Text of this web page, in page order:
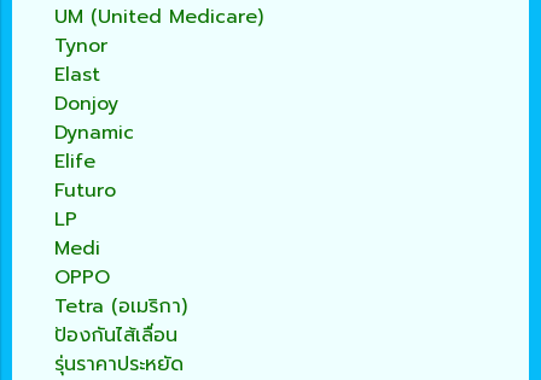
UM (United Medicare)
Tynor
Elast
Donjoy
Dynamic
Elife
Futuro
LP
Medi
OPPO
Tetra (อเมริกา)
ป้องกันไส้เลื่อน
รุ่นราคาประหยัด